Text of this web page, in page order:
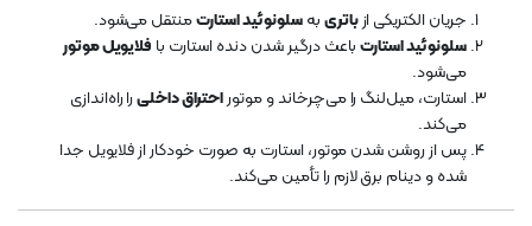
جریان الکتریکی ازباتریبهسلونوئید استارتمنتقل می‌شود.
سلونوئید استارتباعث درگیر شدن دنده استارت با فلایویل موتور
می‌شود.
استارت، میل‌لنگ را می‌چرخاند و موتوراحتراق داخلیرا راه‌اندازی
می‌کند.
پس از روشن شدن موتور، استارت به صورت خودکار از فلایویل جدا
شده و دینام برق لازم را تأمین می‌کند.